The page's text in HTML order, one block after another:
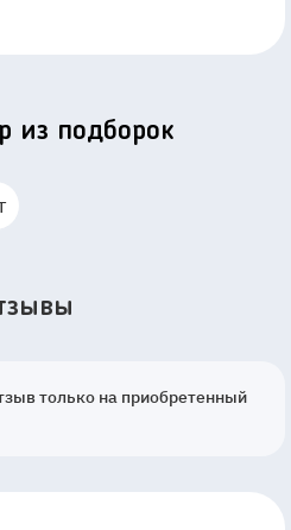
из подборок
только на приобретенный